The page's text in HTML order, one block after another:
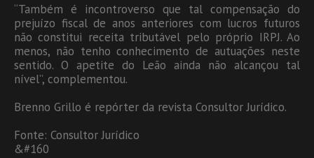
“Também é incontroverso que tal compensação do
prejuízo fiscal de anos anteriores com lucros futuros
não constitui receita tributável pelo próprio IRPJ. Ao
menos, não tenho conhecimento de autuações neste
sentido. O apetite do Leão ainda não alcançou tal
nível”, complementou.
Brenno Grillo é repórter da revista Consultor Jurídico.
Fonte: Consultor Jurídico
&#160